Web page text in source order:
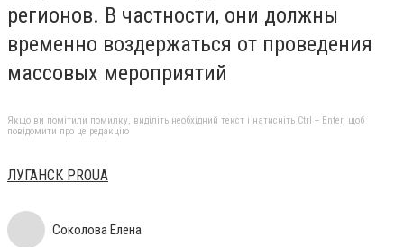
регионов. В частности, они должны
временно воздержаться от проведения
массовых мероприятий
Якщо ви помітили помилку, виділіть необхідний текст і натисніть Ctrl + Enter, щоб
повідомити про це редакцію
ЛУГАНСК PROUA
Соколова Елена